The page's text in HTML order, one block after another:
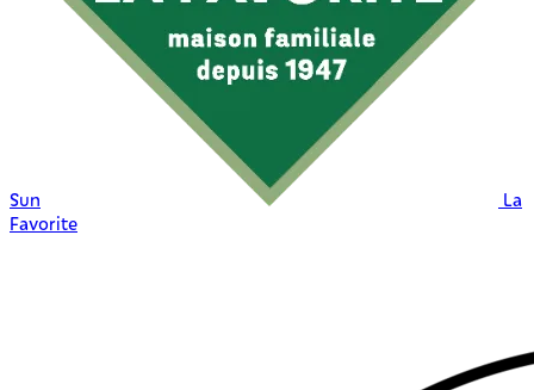
Sun
La
Favorite